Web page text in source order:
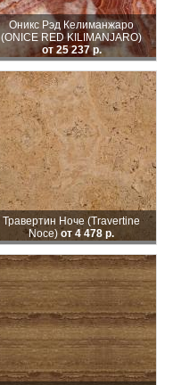
Оникс Рэд Келиманжаро
(ONICE RED KILIMANJARO)
от 25 237 р.
Травертин Ноче (Travertine
Noce) от 4 478 р.